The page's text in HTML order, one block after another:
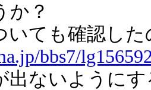
か？
いても確認し
bbs7/
出ないように